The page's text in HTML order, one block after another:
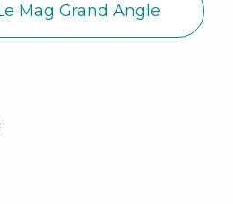
Mag Grand Angle